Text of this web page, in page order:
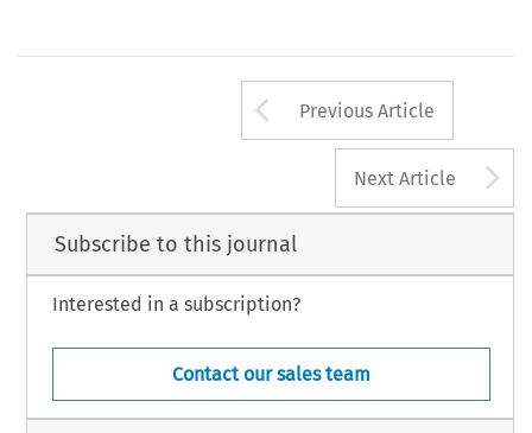
Arrow button
Previous Article
Next Article
Subscribe to this journal
Interested in a subscription?
Contact our sales team